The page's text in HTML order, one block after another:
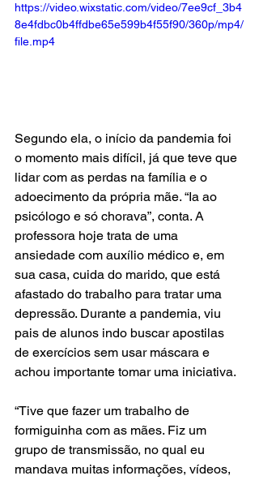
https://video.wixstatic.com/video/7ee9cf_3b4
8e4fdbc0b4ffdbe65e599b4f55f90/360p/mp4/
file.mp4
Segundo ela, o início da pandemia foi
o momento mais difícil, já que teve que
lidar com as perdas na família e o
adoecimento da própria mãe. “Ia ao
psicólogo e só chorava”, conta. A
professora hoje trata de uma
ansiedade com auxílio médico e, em
sua casa, cuida do marido, que está
afastado do trabalho para tratar uma
depressão. Durante a pandemia, viu
pais de alunos indo buscar apostilas
de exercícios sem usar máscara e
achou importante tomar uma iniciativa.
“Tive que fazer um trabalho de
formiguinha com as mães. Fiz um
grupo de transmissão, no qual eu
mandava muitas informações, vídeos,